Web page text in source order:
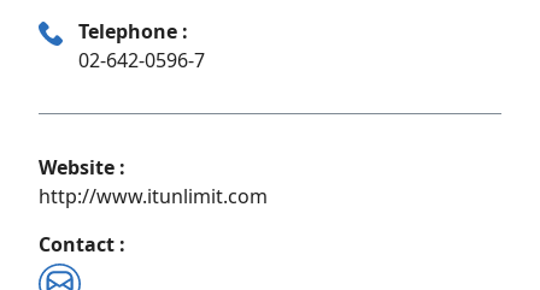
Telephone :
02-642-0596-7
Website :
http://www.itunlimit.com
Contact :